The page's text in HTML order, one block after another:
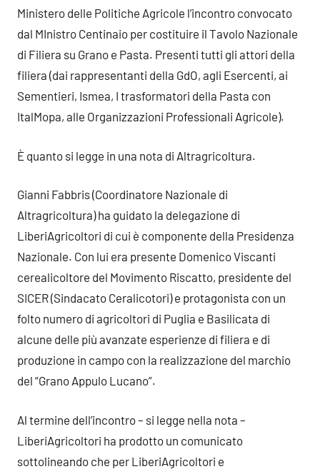
Ministero delle Politiche Agricole l’incontro convocato
dal MInistro Centinaio per costituire il Tavolo Nazionale
di Filiera su Grano e Pasta. Presenti tutti gli attori della
filiera (dai rappresentanti della GdO, agli Esercenti, ai
Sementieri, Ismea, I trasformatori della Pasta con
ItalMopa, alle Organizzazioni Professionali Agricole).
È quanto si legge in una nota di Altragricoltura.
Gianni Fabbris (Coordinatore Nazionale di
Altragricoltura) ha guidato la delegazione di
LiberiAgricoltori di cui è componente della Presidenza
Nazionale. Con lui era presente Domenico Viscanti
cerealicoltore del Movimento Riscatto, presidente del
SICER (Sindacato Ceralicotori) e protagonista con un
folto numero di agricoltori di Puglia e Basilicata di
alcune delle più avanzate esperienze di filiera e di
produzione in campo con la realizzazione del marchio
del “Grano Appulo Lucano”.
Al termine dell’incontro – si legge nella nota –
LiberiAgricoltori ha prodotto un comunicato
sottolineando che per LiberiAgricoltori e